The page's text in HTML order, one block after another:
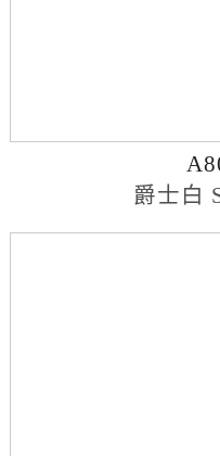
爵士白